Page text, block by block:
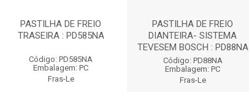
PASTILHA DE FREIO
TRASEIRA : PD585NA
Código: PD585NA
Embalagem: PC
Fras-Le
PASTILHA DE FREIO
DIANTEIRA- SISTEMA
TEVESEM BOSCH : PD88NA
Código: PD88NA
Embalagem: PC
Fras-Le